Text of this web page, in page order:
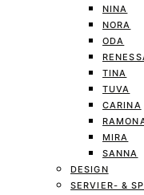
NINA
NORA
ODA
TINA
TUVA
CARINA
MIRA
SANNA
DESIGN
SERVIER- &